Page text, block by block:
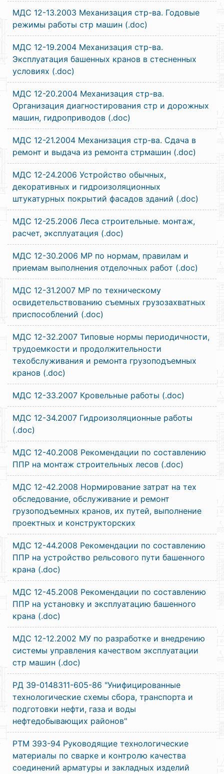
МДС 12-13.2003 Механизация стр-ва. Годовые
режимы работы стр машин (.doc)
МДС 12-19.2004 Механизация стр-ва.
Эксплуатация башенных кранов в стесненных
условиях (.doc)
МДС 12-20.2004 Механизация стр-ва.
Организация диагностирования стр и дорожных
машин, гидроприводов (.doc)
МДС 12-21.2004 Механизация стр-ва. Сдача в
ремонт и выдача из ремонта стрмашин (.doc)
МДС 12-24.2006 Устройство обычных,
декоративных и гидроизоляционных
штукатурных покрытий фасадов зданий (.doc)
МДС 12-25.2006 Леса строительные. монтаж,
расчет, эксплуатация (.doc)
МДС 12-30.2006 МР по нормам, правилам и
приемам выполнения отделочных работ (.doc)
МДС 12-31.2007 МР по техническому
освидетельствованию съемных грузозахватных
приспособлений (.doc)
МДС 12-32.2007 Типовые нормы периодичности,
трудоемкости и продолжительности
техобслуживания и ремонта грузоподъемных
кранов (.doc)
МДС 12-33.2007 Кровельные работы (.doc)
МДС 12-34.2007 Гидроизоляционные работы
(.doc)
МДС 12-40.2008 Рекомендации по составлению
ППР на монтаж строительных лесов (.doc)
МДС 12-42.2008 Нормирование затрат на тех
обследование, обслуживание и ремонт
грузоподъемных кранов, их путей, выполнение
проектных и конструкторских
МДС 12-44.2008 Рекомендации по составлению
ППР на устройство рельсового пути башенного
крана (.doc)
МДС 12-45.2008 Рекомендации по составлению
ППР на установку и эксплуатацию башенного
крана (.doc)
МДС 12-12.2002 МУ по разработке и внедрению
системы управления качеством эксплуатации
стр машин (.doc)
РД 39-0148311-605-86 "Унифицированные
технологические схемы сбора, транспорта и
подготовки нефти, газа и воды
нефтедобывающих районов"
РТМ 393-94 Руководящие технологические
материалы по сварке и контролю качества
соединений арматуры и закладных изделий